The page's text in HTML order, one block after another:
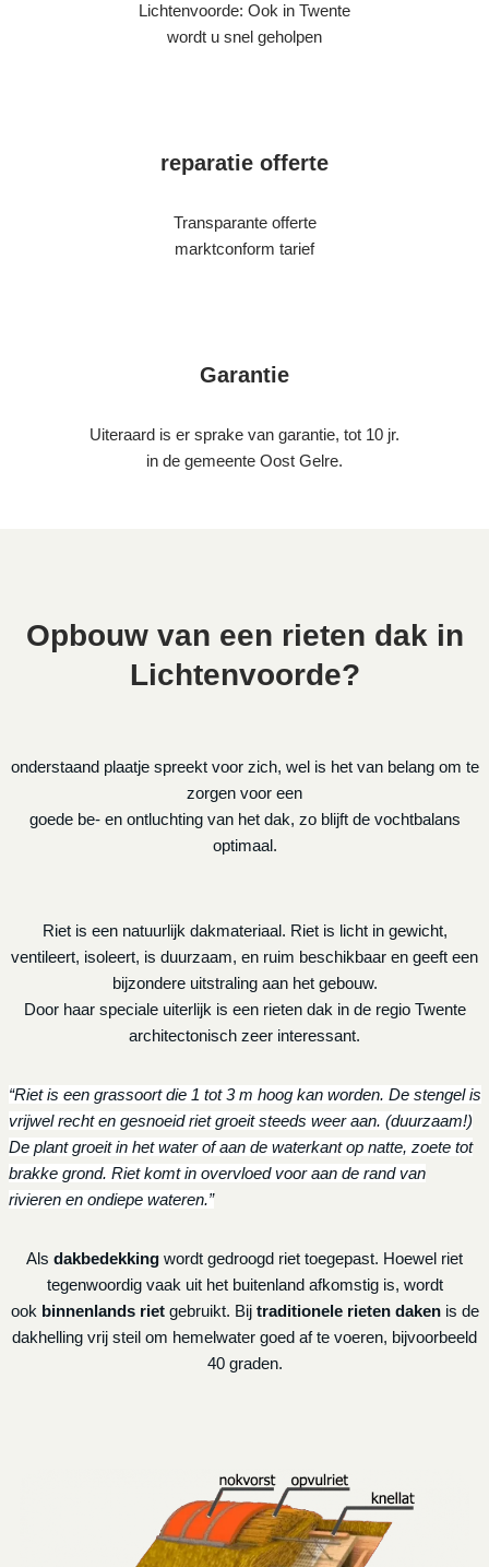
Lichtenvoorde: Ook in Twente
wordt u snel geholpen
reparatie offerte
Transparante offerte
marktconform tarief
Garantie
Uiteraard is er sprake van garantie, tot 10 jr.
in de gemeente Oost Gelre.
Opbouw van een rieten dak in
Lichtenvoorde?
onderstaand plaatje spreekt voor zich, wel is het van belang om te
zorgen voor een
goede be- en ontluchting van het dak, zo blijft de vochtbalans
optimaal.
Riet is een natuurlijk dakmateriaal. Riet is licht in gewicht,
ventileert, isoleert, is duurzaam, en ruim beschikbaar en geeft een
bijzondere uitstraling aan het gebouw.
Door haar speciale uiterlijk is een rieten dak in de regio Twente
architectonisch zeer interessant.
“Riet is een grassoort die 1 tot 3 m hoog kan worden. De stengel is
vrijwel recht en gesnoeid riet groeit steeds weer aan. (duurzaam!)
De plant groeit in het water of aan de waterkant op natte, zoete tot
brakke grond. Riet komt in overvloed voor aan de rand van
rivieren en ondiepe wateren.”
Als dakbedekking wordt gedroogd riet toegepast. Hoewel riet
tegenwoordig vaak uit het buitenland afkomstig is, wordt
ook binnenlands rietgebruikt. Bij traditionele rieten dakenis de
dakhelling vrij steil om hemelwater goed af te voeren, bijvoorbeeld
40 graden.